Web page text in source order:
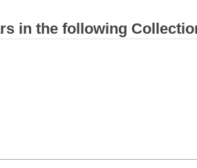
in the following